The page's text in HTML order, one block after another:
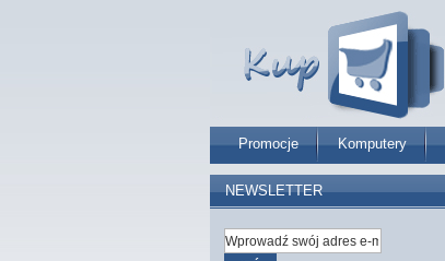
Promocje Komputery
NEWSLETTER